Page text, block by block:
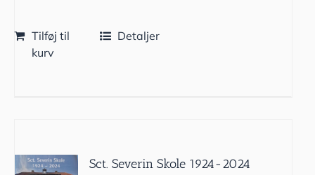
Tilføj til
kurv
Detaljer
Sct. Severin Skole 1924-2024